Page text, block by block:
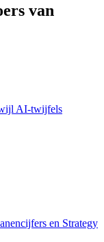
van
AI-twijfels
en Strategy